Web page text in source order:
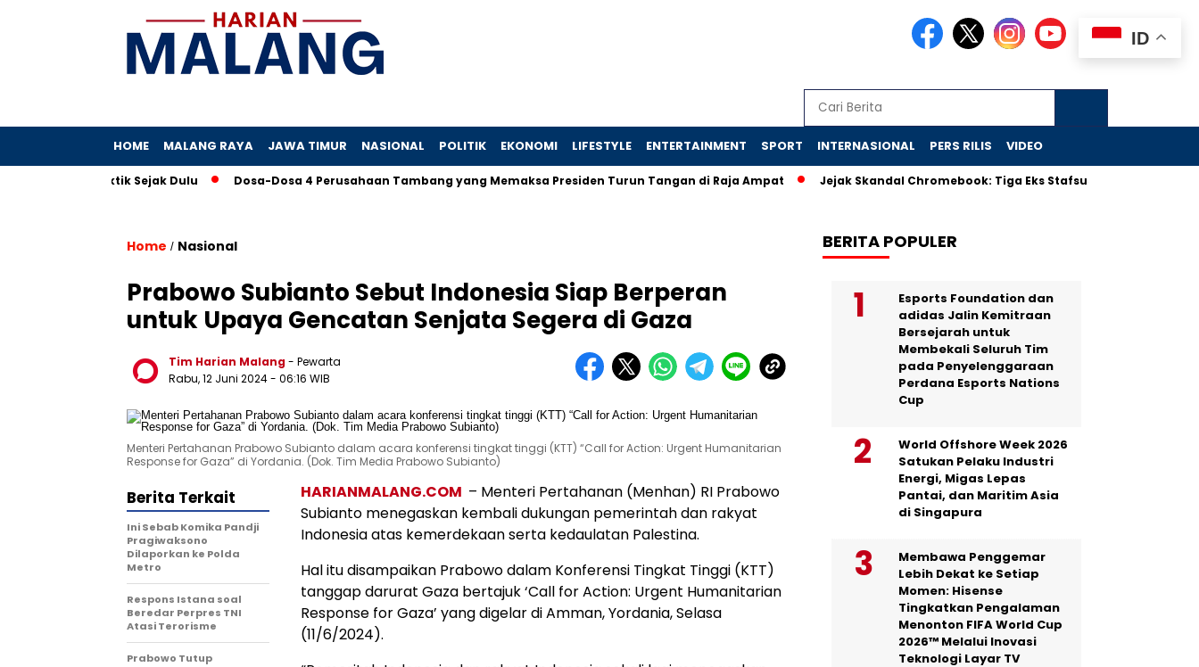
HOME MALANG RAYA JAWA TIMUR NASIONAL POLITIK EKONOMI LIFESTYLE ENTERTAINMENT SPORT INTERNASIONAL PERS RILIS VIDEO
Ada Praktik Sejak Dulu Dosa-Dosa 4 Perusahaan Tambang yang Memaksa Presiden Turun Tangan di Raja Ampat Jejak Skandal Chromebook: Tiga Eks Stafsus Nadiem Diselidiki
Home / Nasional
Prabowo Subianto Sebut Indonesia Siap Berperan
untuk Upaya Gencatan Senjata Segera di Gaza
Tim Harian Malang- Pewarta
Rabu, 12 Juni 2024- 06:16 WIB
Menteri Pertahanan Prabowo Subianto dalam acara konferensi tingkat tinggi (KTT) “Call for Action: Urgent Humanitarian
Response for Gaza” di Yordania. (Dok. Tim Media Prabowo Subianto)
HARIANMALANG.COM – Menteri Pertahanan (Menhan) RI Prabowo
Subianto menegaskan kembali dukungan pemerintah dan rakyat
Indonesia atas kemerdekaan serta kedaulatan Palestina.
Hal itu disampaikan Prabowo dalam Konferensi Tingkat Tinggi (KTT)
tanggap darurat Gaza bertajuk ‘Call for Action: Urgent Humanitarian
Response for Gaza’ yang digelar di Amman, Yordania, Selasa
(11/6/2024).
Berita Terkait
Ini Sebab Komika Pandji
Pragiwaksono
Dilaporkan ke Polda
Metro
Respons Istana soal
Beredar Perpres TNI
Atasi Terorisme
Prabowo Tutup
BERITA POPULER
Esports Foundation dan
adidas Jalin Kemitraan
Bersejarah untuk
Membekali Seluruh Tim
pada Penyelenggaraan
Perdana Esports Nations
Cup
World Offshore Week 2026
Satukan Pelaku Industri
Energi, Migas Lepas
Pantai, dan Maritim Asia
di Singapura
Membawa Penggemar
Lebih Dekat ke Setiap
Momen: Hisense
Tingkatkan Pengalaman
Menonton FIFA World Cup
2026™ Melalui Inovasi
Teknologi Layar TV
ID